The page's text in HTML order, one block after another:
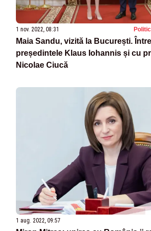
1 nov. 2022, 08:31
Maia Sandu, vizită la București.
președintele Klaus Iohannis și cu
Nicolae Ciucă
1 aug. 2022, 09:57